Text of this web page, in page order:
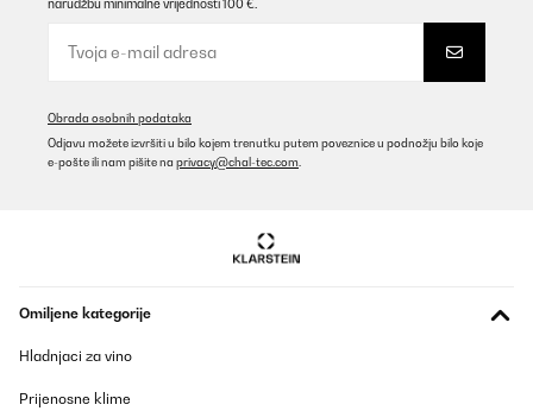
narudžbu minimalne vrijednosti 100 €.
Obrada osobnih podataka
Odjavu možete izvršiti u bilo kojem trenutku putem poveznice u podnožju bilo koje
e-pošte ili nam pišite na privacy@chal-tec.com
Omiljene kategorije
Hladnjaci za vino
Prijenosne klime